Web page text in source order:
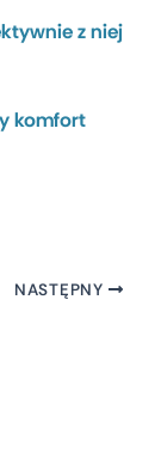
z niej
komfort
NASTĘPNY